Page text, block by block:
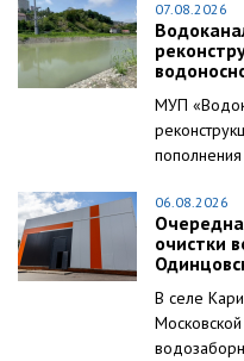
07.08.2026
МУП
06.08.2026
очистки
В селе